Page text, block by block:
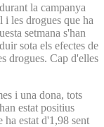
la campanya
i les drogues que ha
setmana s'han
sota els efectes de
drogues. Cap d'elles
i una dona, tots
estat positius
estat d'1,98 sent